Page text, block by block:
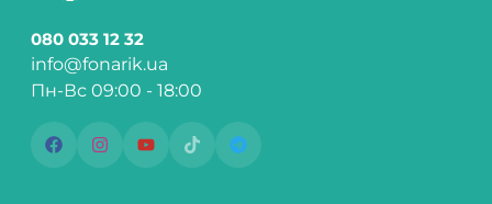
080 033 12 32
info@fonarik.ua
Пн-Вс 09:00 - 18:00